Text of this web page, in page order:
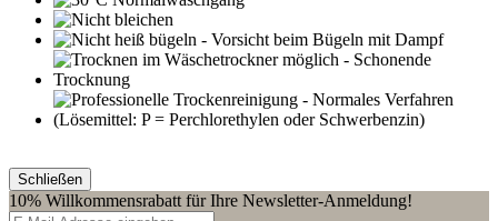
Schließen
10% Willkommensrabatt für Ihre Newsletter-Anmeldung!